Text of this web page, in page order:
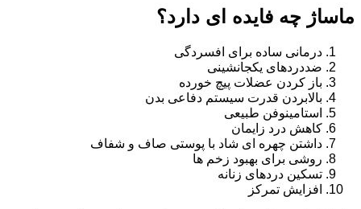
ماساژ چه فایده ای دارد؟
درمانی ساده برای افسردگی
ضددردهای یکجانشینی
باز کردن عضلات پیچ خورده
بالابردن قدرت سیستم دفاعی بدن
استامینوفن طبیعی
کاهش درد زایمان
داشتن چهره ای شاد با پوستی صاف و شفاف
روشی برای بهبود زخم ها
تسکین دردهای زنانه
افزایش تمرکز